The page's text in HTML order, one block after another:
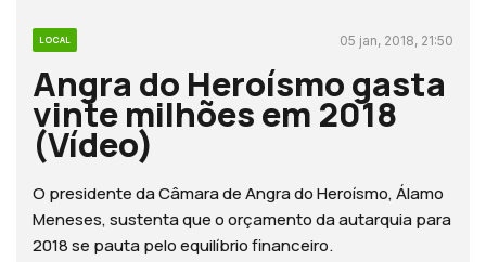
LOCAL 05 jan, 2018, 21:50
Angra do Heroísmo gasta
vinte milhões em 2018
(Vídeo)
O presidente da Câmara de Angra do Heroísmo, Álamo
Meneses, sustenta que o orçamento da autarquia para
2018 se pauta pelo equilíbrio financeiro.